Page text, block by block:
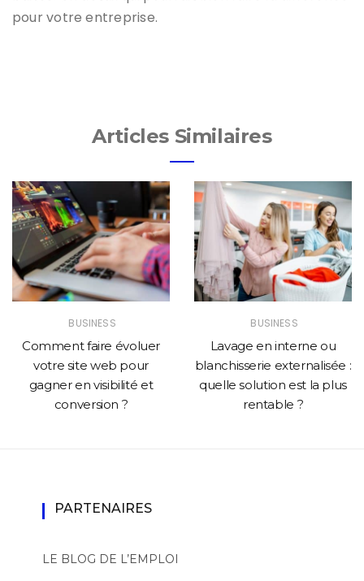
pour votre entreprise.
Articles Similaires
BUSINESS
Comment faire évoluer
votre site web pour
gagner en visibilité et
conversion ?
BUSINESS
Lavage en interne ou
blanchisserie externalisée :
quelle solution est la plus
rentable ?
PARTENAIRES
LE BLOG DE L’EMPLOI